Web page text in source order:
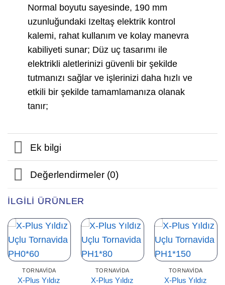
Normal boyutu sayesinde, 190 mm
uzunluğundaki Izeltaş elektrik kontrol
kalemi, rahat kullanım ve kolay manevra
kabiliyeti sunar; Düz uç tasarımı ile
elektrikli aletlerinizi güvenli bir şekilde
tutmanızı sağlar ve işlerinizi daha hızlı ve
etkili bir şekilde tamamlamanıza olanak
tanır;
Ek bilgi
Değerlendirmeler (0)
İLGILI ÜRÜNLER
TORNAVIDA
X-Plus Yıldız
TORNAVIDA
X-Plus Yıldız
TORNAVIDA
X-Plus Yıldız